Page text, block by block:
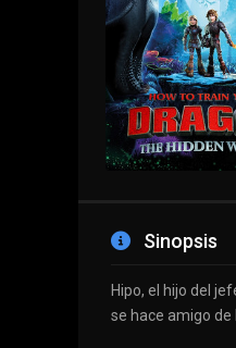
Sinopsis
Hipo, el hijo del
se hace amigo de